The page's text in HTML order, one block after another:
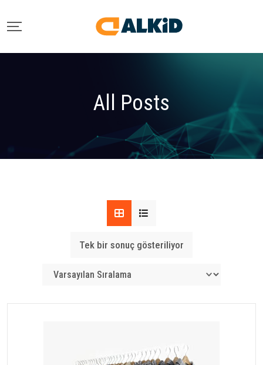
All Posts
Tek bir sonuç gösteriliyor